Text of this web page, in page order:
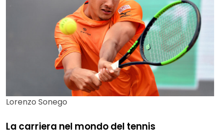
Lorenzo Sonego
La carriera nel mondo del tennis